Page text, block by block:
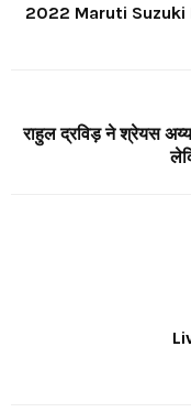
2022 Maruti Suzuki
राहुल द्रविड़ ने श्रेयस